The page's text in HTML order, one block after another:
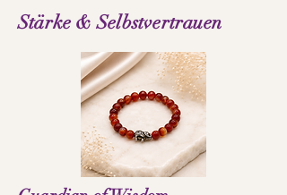
Stärke & Selbstvertrauen